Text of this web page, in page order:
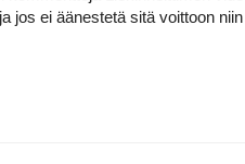
jos ei äänestetä sitä voittoon